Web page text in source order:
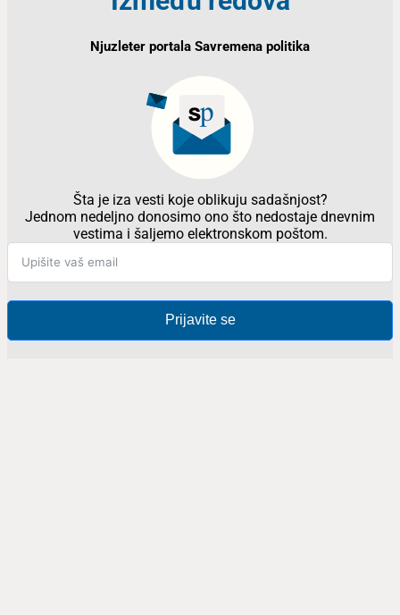
Njuzleter portala Savremena politika
Šta je iza vesti koje oblikuju sadašnjost?
Jednom nedeljno donosimo ono što nedostaje dnevnim
vestima i šaljemo elektronskom poštom.
Prijavite se